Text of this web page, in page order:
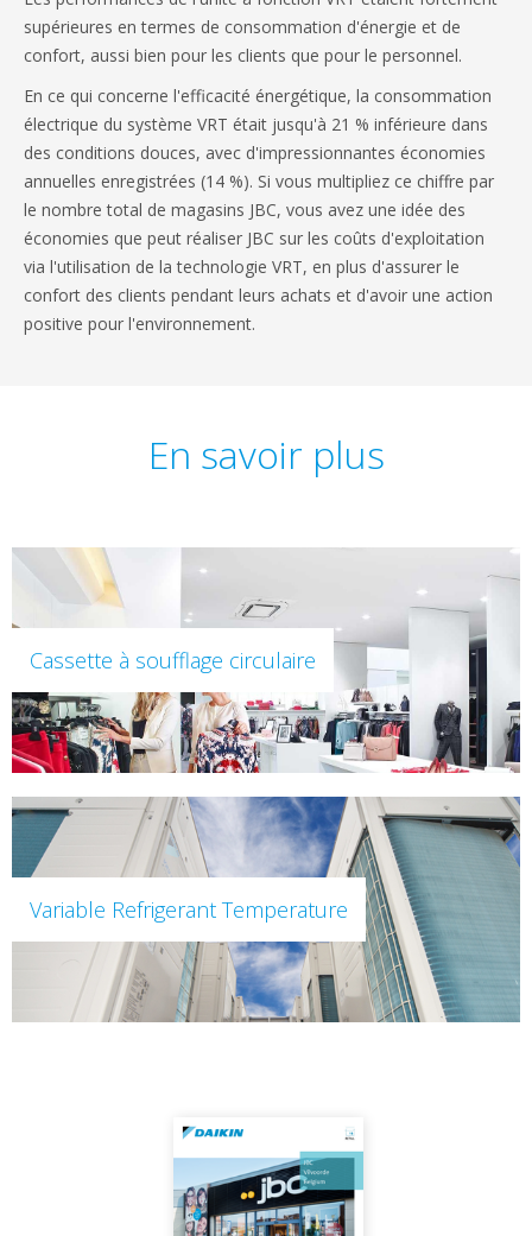
supérieures en termes de consommation d'énergie et de
confort, aussi bien pour les clients que pour le personnel.
En ce qui concerne l'efficacité énergétique, la consommation
électrique du système VRT était jusqu'à 21 % inférieure dans
des conditions douces, avec d'impressionnantes économies
annuelles enregistrées (14 %). Si vous multipliez ce chiffre par
le nombre total de magasins JBC, vous avez une idée des
économies que peut réaliser JBC sur les coûts d'exploitation
via l'utilisation de la technologie VRT, en plus d'assurer le
confort des clients pendant leurs achats et d'avoir une action
positive pour l'environnement.
En savoir plus
Cassette à soufflage circulaire
Variable Refrigerant Temperature